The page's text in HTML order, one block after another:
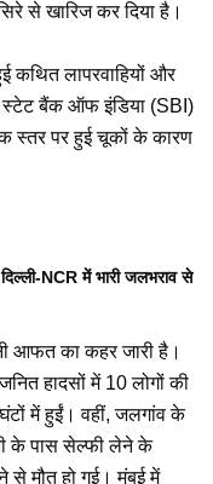
से खारिज कर दिया है।
कथित लापरवाहियों और
स्टेट बैंक ऑफ इंडिया (SBI)
स्तर पर हुई चूकों के कारण
NCR में भारी जलभराव से
आफत का कहर जारी है।
हादसों में 10 लोगों की
में हुईं। वहीं, जलगांव के
के पास सेल्फी लेने के
मौत हो गई। मुंबई में